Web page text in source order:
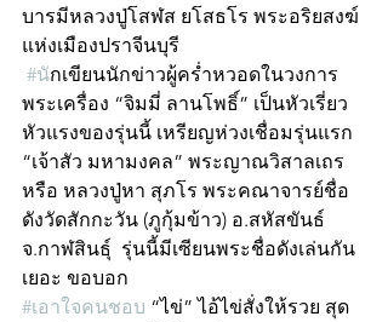
บารมีหลวงปู่โสฬส ยโสธโร พระอริยสงฆ์
แห่งเมืองปราจีนบุรี
#นักเขียนนักข่าวผู้คร่ำหวอดในวงการ
พระเครื่อง “จิมมี่ ลานโพธิ์” เป็นหัวเรี่ยว
หัวแรงของรุ่นนี้ เหรียญห่วงเชื่อมรุ่นแรก
“เจ้าสัว มหามงคล” พระญาณวิสาลเถร
หรือ หลวงปู่หา สุภโร พระคณาจารย์ชื่อ
ดังวัดสักกะวัน (ภูกุ้มข้าว) อ.สหัสขันธ์
จ.กาฬสินธุ์  รุ่นนี้มีเซียนพระชื่อดังเล่นกัน
เยอะ ขอบอก
#เอาใจคนชอบ “ไข่” ไอ้ไข่สั่งให้รวย สุด